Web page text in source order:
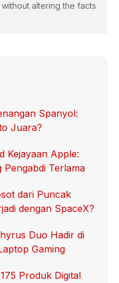
without altering the facts
Spanyol:
Juara?
Kejayaan Apple:
Pengabdi Terlama
dari Puncak
dengan SpaceX?
Duo Hadir di
Gaming
Produk Digital